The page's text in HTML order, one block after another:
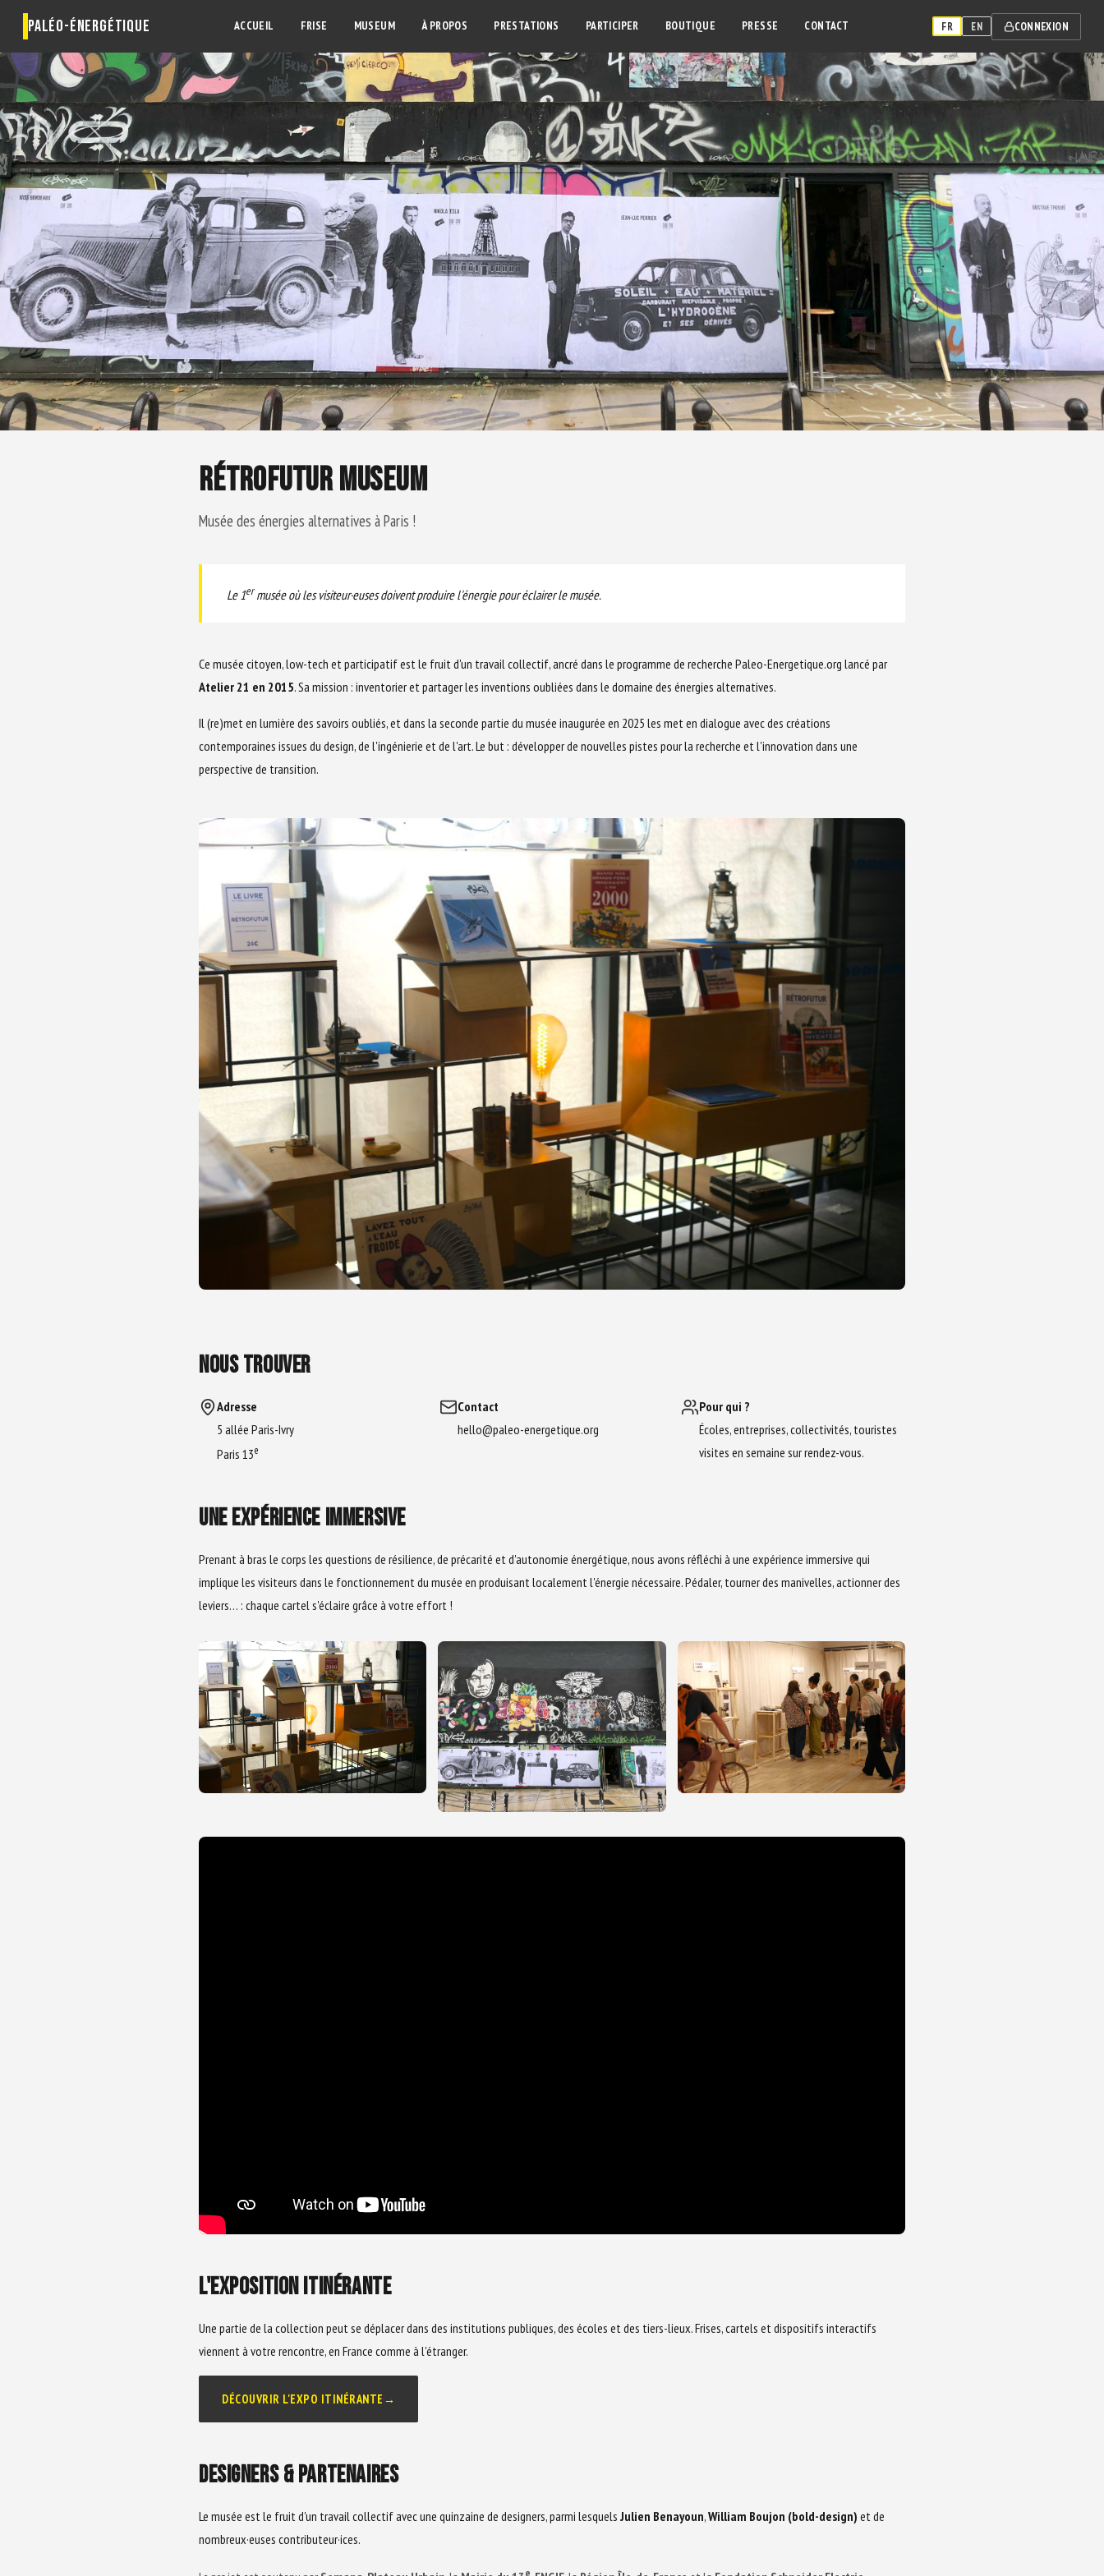
PALÉO-ÉNERGÉTIQUE ACCUEIL FRISE MUSEUM À PROPOS PRESTATIONS PARTICIPER BOUTIQUE PRESSE CONTACT FR EN CONNEXION
RÉTROFUTUR MUSEUM
Musée des énergies alternatives à Paris !
Le 1ermusée où les visiteur·euses doivent produire l'énergie pour éclairer le musée.
Ce musée citoyen, low-tech et participatif est le fruit d'un travail collectif, ancré dans le programme de recherche Paleo-Energetique.org lancé par
Atelier 21 en 2015. Sa mission : inventorier et partager les inventions oubliées dans le domaine des énergies alternatives.
Il (re)met en lumière des savoirs oubliés, et dans la seconde partie du musée inaugurée en 2025 les met en dialogue avec des créations
contemporaines issues du design, de l'ingénierie et de l'art. Le but : développer de nouvelles pistes pour la recherche et l'innovation dans une
perspective de transition.
NOUS TROUVER
Adresse
5 allée Paris-Ivry
Paris 13e
Contact
hello@paleo-energetique.org
Pour qui ?
Écoles, entreprises, collectivités, touristes
visites en semaine sur rendez-vous.
UNE EXPÉRIENCE IMMERSIVE
Prenant à bras le corps les questions de résilience, de précarité et d'autonomie énergétique, nous avons réfléchi à une expérience immersive qui
implique les visiteurs dans le fonctionnement du musée en produisant localement l'énergie nécessaire. Pédaler, tourner des manivelles, actionner des
leviers… : chaque cartel s'éclaire grâce à votre effort !
L'EXPOSITION ITINÉRANTE
Une partie de la collection peut se déplacer dans des institutions publiques, des écoles et des tiers-lieux. Frises, cartels et dispositifs interactifs
viennent à votre rencontre, en France comme à l'étranger.
DÉCOUVRIR L'EXPO ITINÉRANTE →
DESIGNERS & PARTENAIRES
Le musée est le fruit d'un travail collectif avec une quinzaine de designers, parmi lesquels Julien Benayoun,William Boujon (bold-design) et de
nombreux·euses contributeur·ices.
e